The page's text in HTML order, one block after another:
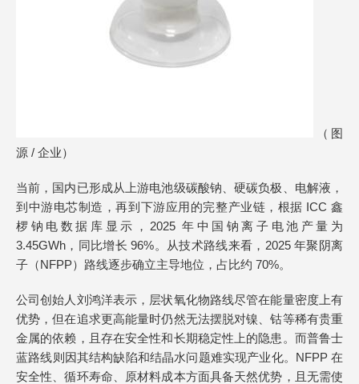
（图
源 / 企业）
当前，国内已形成从上游电池级碳酸钠、硬碳负极、电解液，
到中游电芯制造，再到下游应用的完整产业链，根据 ICC 鑫
椤钠电数据库显示，2025 年中国钠离子电池产量为
3.45GWh，同比增长 96%。从技术路线来看，2025 年聚阴离
子（NFPP）路线逐步确立主导地位，占比约 70%。
公司创始人刘鸿洋表示，层状氧化物路线尽管在能量密度上有
优势，但在追求更高能量时仍然无法摆脱对镍、钴等稀有贵重
金属的依赖，且存在安全性和长期稳定性上的隐患。而普鲁士
蓝路线则因其结构缺陷和结晶水问题难实现产业化。NFPP 在
安全性、循环寿命、原材料成本方面具备天然优势，且无需使